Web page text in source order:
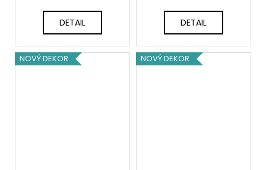
DETAIL DETAIL
NOVÝ DEKOR NOVÝ DEKOR